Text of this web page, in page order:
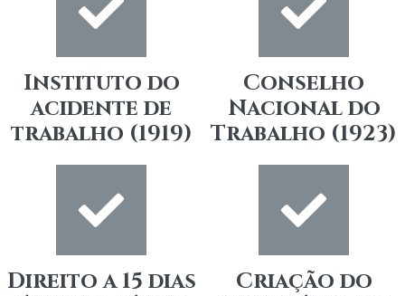
Instituto do
acidente de
trabalho (1919)
Conselho
Nacional do
Trabalho (1923)
Direito a 15 dias
Criação do